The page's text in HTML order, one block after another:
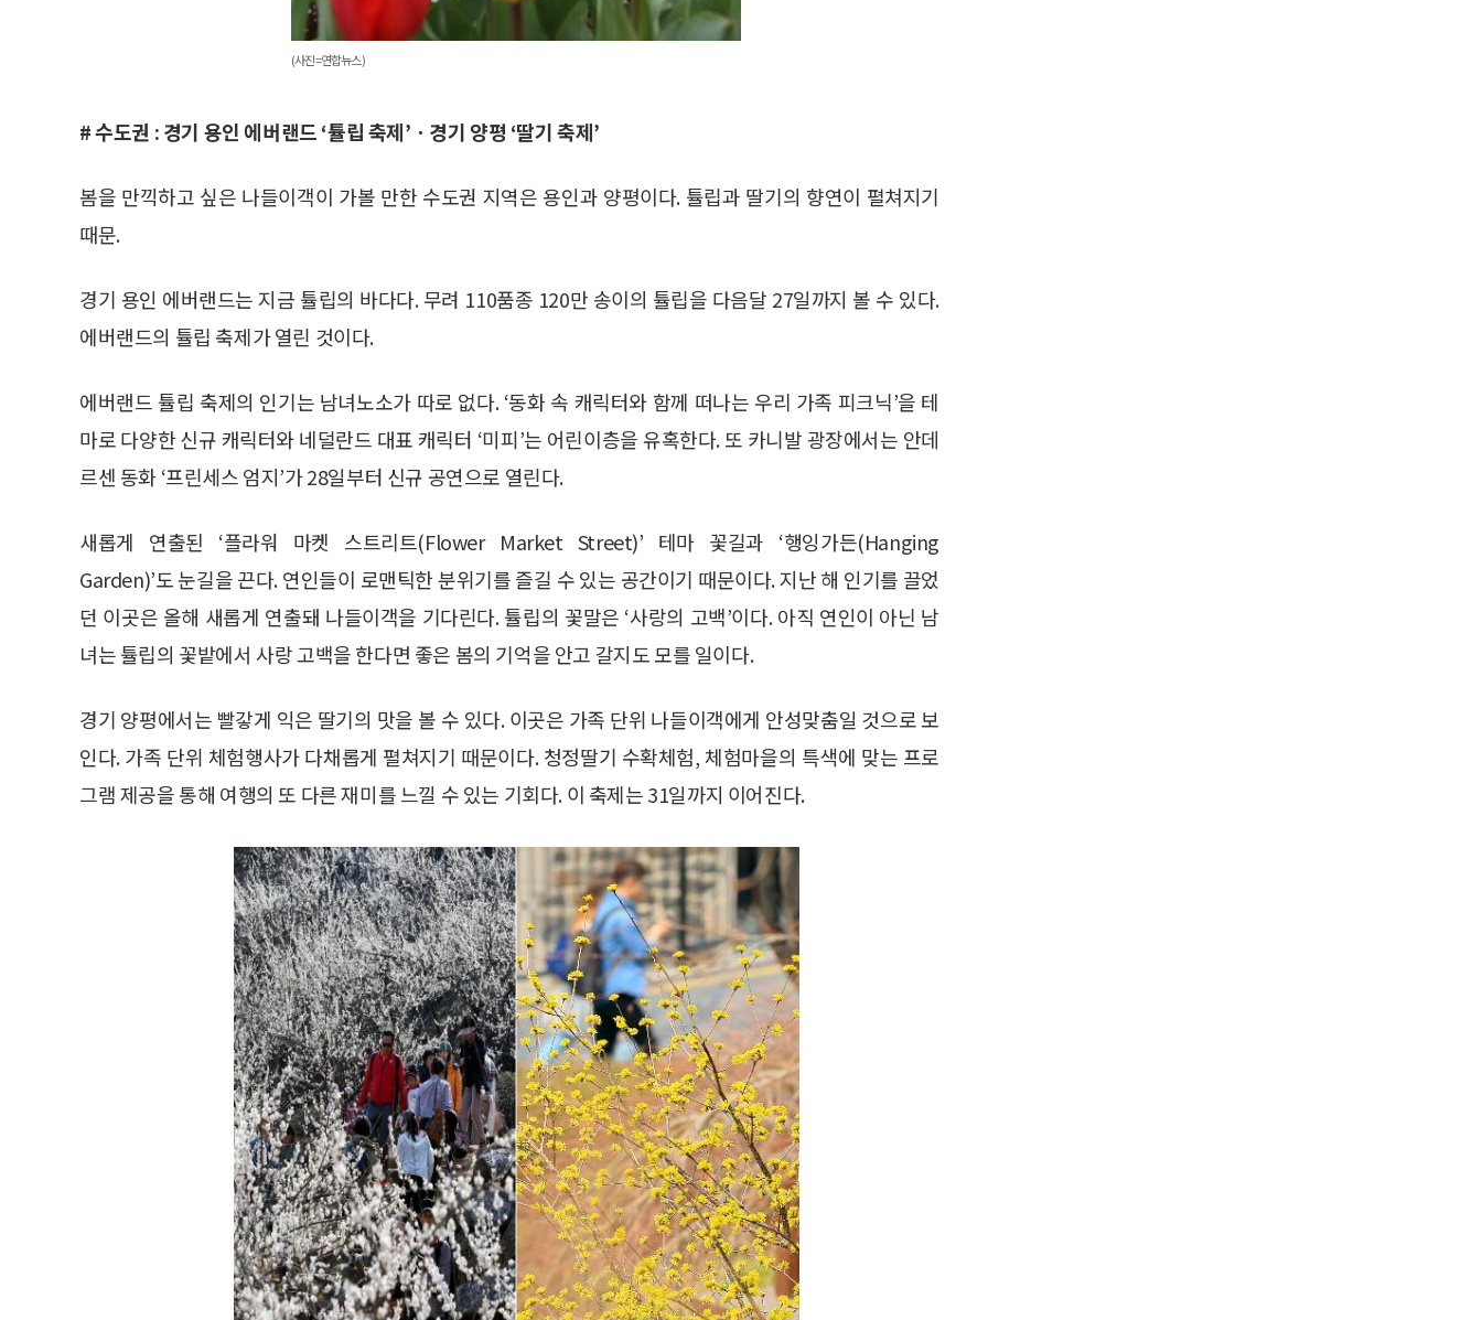
(사진=연합뉴스)
# 수도권 : 경기 용인 에버랜드 ‘튤립 축제’ㆍ경기 양평 ‘딸기 축제’
봄을 만끽하고 싶은 나들이객이 가볼 만한 수도권 지역은 용인과 양평이다. 튤립과 딸기의 향연이 펼쳐지기
때문.
경기 용인 에버랜드는 지금 튤립의 바다다. 무려 110품종 120만 송이의 튤립을 다음달 27일까지 볼 수 있다.
에버랜드의 튤립 축제가 열린 것이다.
에버랜드 튤립 축제의 인기는 남녀노소가 따로 없다. ‘동화 속 캐릭터와 함께 떠나는 우리 가족 피크닉’을 테
마로 다양한 신규 캐릭터와 네덜란드 대표 캐릭터 ‘미피’는 어린이층을 유혹한다. 또 카니발 광장에서는 안데
르센 동화 ‘프린세스 엄지’가 28일부터 신규 공연으로 열린다.
새롭게 연출된 ‘플라워 마켓 스트리트(Flower Market Street)’ 테마 꽃길과 ‘행잉가든(Hanging
Garden)’도 눈길을 끈다. 연인들이 로맨틱한 분위기를 즐길 수 있는 공간이기 때문이다. 지난 해 인기를 끌었
던 이곳은 올해 새롭게 연출돼 나들이객을 기다린다. 튤립의 꽃말은 ‘사랑의 고백’이다. 아직 연인이 아닌 남
녀는 튤립의 꽃밭에서 사랑 고백을 한다면 좋은 봄의 기억을 안고 갈지도 모를 일이다.
경기 양평에서는 빨갛게 익은 딸기의 맛을 볼 수 있다. 이곳은 가족 단위 나들이객에게 안성맞춤일 것으로 보
인다. 가족 단위 체험행사가 다채롭게 펼쳐지기 때문이다. 청정딸기 수확체험, 체험마을의 특색에 맞는 프로
그램 제공을 통해 여행의 또 다른 재미를 느낄 수 있는 기회다. 이 축제는 31일까지 이어진다.